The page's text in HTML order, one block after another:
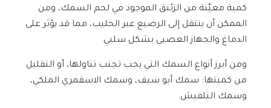
كمية معيّنة من الزئبق الموجود في لحم السمك، ومن
الممكن أن ينتقل إلى الرضيع عبر الحليب، مما قد يؤثر على
الدماغ والجهاز العصبي بشكل سلبي.
ومن أبرز أنواع السمك التي يجب تجنب تناولها، أو التقليل
من كميتها: سمك أبو سيف، وسمك الاسقمري الملكي،
وسمك التلفيش.